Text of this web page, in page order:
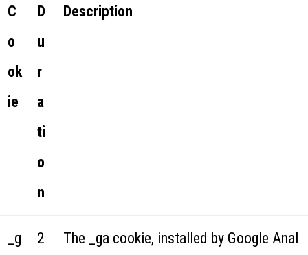
C
o
ok
ie
D
u
r
a
ti
o
n
Description
_g
2
The _ga cookie, installed by Google Anal